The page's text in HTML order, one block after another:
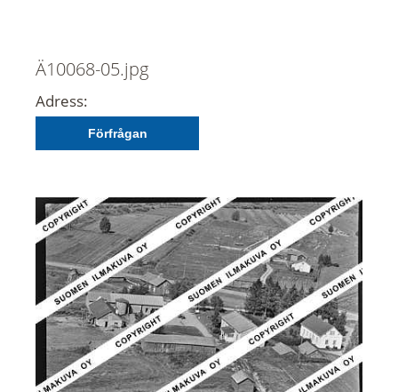
Ä10068-05.jpg
Adress:
Förfrågan